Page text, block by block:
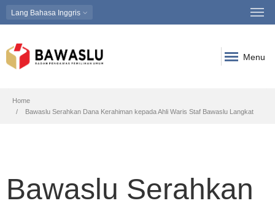
Lang Bahasa Inggris
Menu
Breadcrumb
Home
Bawaslu Serahkan Dana Kerahiman kepada Ahli Waris Staf Bawaslu Langkat
Bawaslu Serahkan